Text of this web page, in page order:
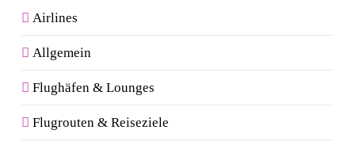
Airlines
Allgemein
Flughäfen & Lounges
Flugrouten & Reiseziele